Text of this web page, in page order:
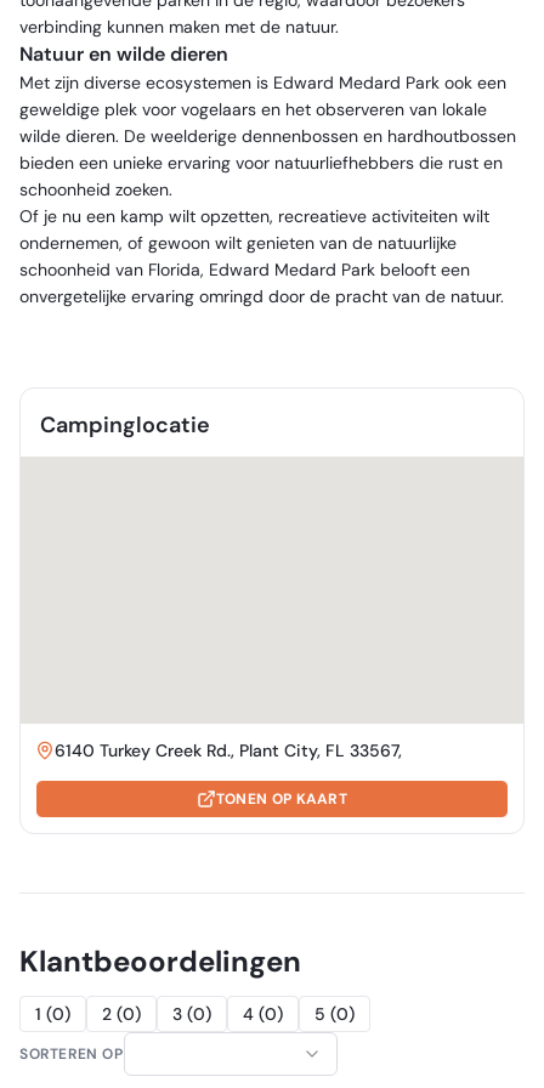
verbinding kunnen maken met de natuur.
Natuur en wilde dieren
Met zijn diverse ecosystemen is Edward Medard Park ook een
geweldige plek voor vogelaars en het observeren van lokale
wilde dieren. De weelderige dennenbossen en hardhoutbossen
bieden een unieke ervaring voor natuurliefhebbers die rust en
schoonheid zoeken.
Of je nu een kamp wilt opzetten, recreatieve activiteiten wilt
ondernemen, of gewoon wilt genieten van de natuurlijke
schoonheid van Florida, Edward Medard Park belooft een
onvergetelijke ervaring omringd door de pracht van de natuur.
Campinglocatie
6140 Turkey Creek Rd., Plant City, FL 33567,
TONEN OP KAART
Klantbeoordelingen
1 (0) 2 (0) 3 (0) 4 (0) 5 (0)
SORTEREN OP